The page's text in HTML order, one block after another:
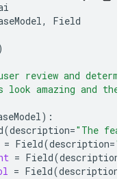
, Field
review and
look amazing and
):
(description="The
= Field(description=
= Field(description
= Field(description